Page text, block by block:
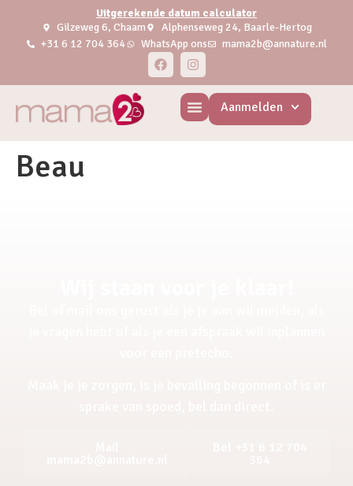
Uitgerekende datum calculator
Gilzeweg 6, Chaam
Alphenseweg 24, Baarle-Hertog
+31 6 12 704 364
WhatsApp ons mama2b@annature.nl
Aanmelden
Beau